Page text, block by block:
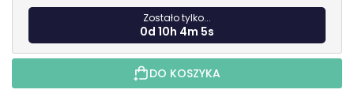
Zostało tylko...
0d 10h 4m 4s
DO KOSZYKA